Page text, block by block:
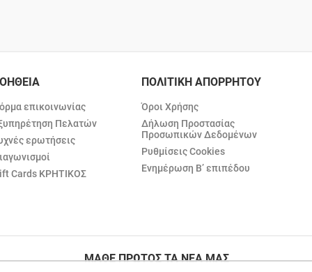
επικοινωνίας
Πελατών
ερωτήσεις
Cards ΚΡΗΤΙΚΟΣ
ΠΟΛΙΤΙΚΗ ΑΠΟΡΡΗΤΟΥ
Όροι Χρήσης
Δήλωση Προστασίας
Προσωπικών Δεδομένων
Ρυθμίσεις Cookies
Ενημέρωση Β’ επιπέδου
ΜΑΘΕ ΠΡΩΤΟΣ ΤΑ ΝΕΑ ΜΑΣ